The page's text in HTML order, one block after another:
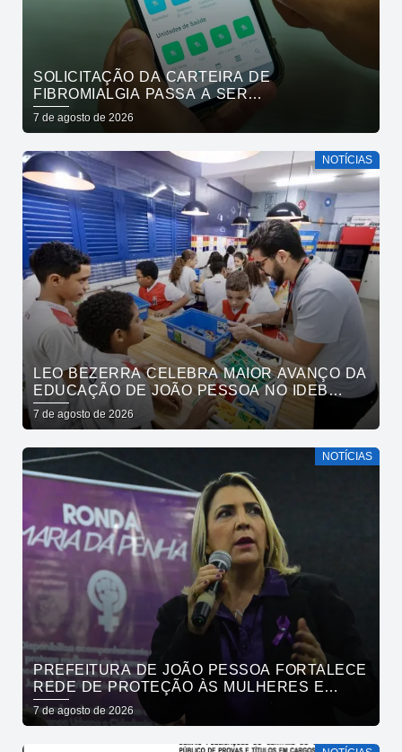
SOLICITAÇÃO DA CARTEIRA DE
FIBROMIALGIA PASSA A SER
EXCLUSIVAMENTE PELO APLICATIVO JOÃO
PESSOA NA PALMA DA MÃO
7 de agosto de 2026
NOTÍCIAS
LEO BEZERRA CELEBRA MAIOR AVANÇO DA
EDUCAÇÃO DE JOÃO PESSOA NO IDEB
ENTRE CAPITAIS DO NORDESTE
7 de agosto de 2026
NOTÍCIAS
PREFEITURA DE JOÃO PESSOA FORTALECE
REDE DE PROTEÇÃO ÀS MULHERES E
ENTENDE QUE ACOLHER É SALVAR VIDAS
7 de agosto de 2026